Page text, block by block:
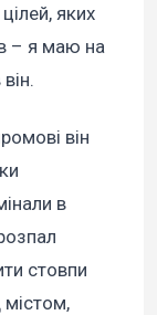
яких
– я маю на
він
в
стовпи